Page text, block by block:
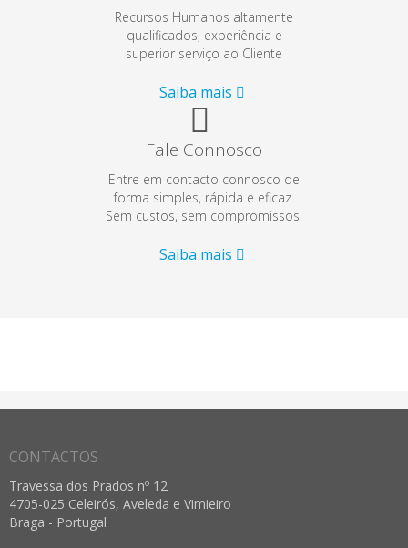
Recursos Humanos altamente
qualificados, experiência e
superior serviço ao Cliente
Saiba mais
Fale Connosco
Entre em contacto connosco de
forma simples, rápida e eficaz.
Sem custos, sem compromissos.
Saiba mais
CONTACTOS
Travessa dos Prados nº 12
4705-025 Celeirós, Aveleda e Vimieiro
Braga - Portugal